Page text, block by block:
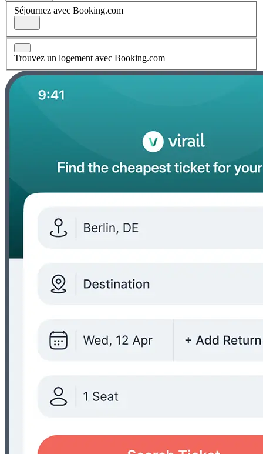
Séjournez avec Booking.com
Trouvez un logement avec Booking.com